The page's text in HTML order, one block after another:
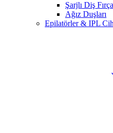
Şarjlı Diş
Ağız Duşları
Epilatörler & IPL